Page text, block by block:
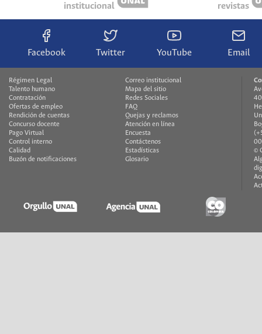
institucional
revistas
Facebook Twitter YouTube Email
Régimen Legal
Talento humano
Contratación
Ofertas de empleo
Rendición de cuentas
Concurso docente
Pago Virtual
Control interno
Calidad
Buzón de notificaciones
Correo institucional
Mapa del sitio
Redes Sociales
FAQ
Quejas y reclamos
Atención en línea
Encuesta
Contáctenos
Estadísticas
Glosario
©